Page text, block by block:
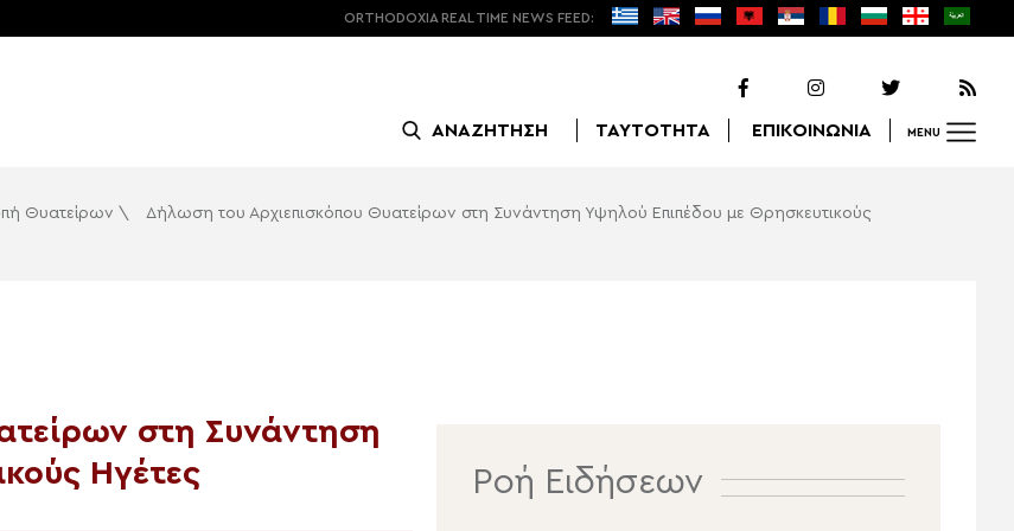
ORTHODOXIA REAL TIME NEWS FEED:
ΑΝΑΖΗΤΗΣΗ ΤΑΥΤΟΤΗΤΑ ΕΠΙΚΟΙΝΩΝΙΑ MENU
Αναζήτηση
Θυατείρων \
Δήλωση του Αρχιεπισκόπου Θυατείρων στη Συνάντηση Υψηλού Επιπέδου με Θρησκευτικούς
στη Συνάντηση
Ηγέτες
Ροή Ειδήσεων